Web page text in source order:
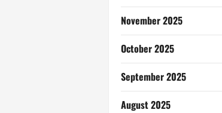
November 2025
October 2025
September 2025
August 2025